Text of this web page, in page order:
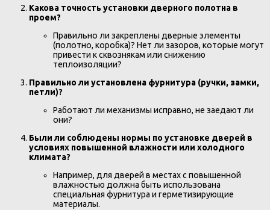
Какова точность установки дверного полотна в
проем?
Правильно ли закреплены дверные элементы
(полотно, коробка)? Нет ли зазоров, которые могут
привести к сквознякам или снижению
теплоизоляции?
Правильно ли установлена фурнитура (ручки, замки,
петли)?
Работают ли механизмы исправно, не заедают ли
они?
Были ли соблюдены нормы по установке дверей в
условиях повышенной влажности или холодного
климата?
Например, для дверей в местах с повышенной
влажностью должна быть использована
специальная фурнитура и герметизирующие
материалы.